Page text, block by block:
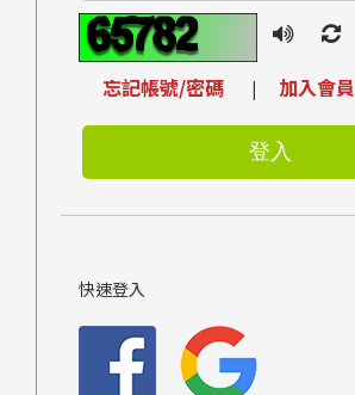
忘記帳號/密碼 | 加入會員
快速登入